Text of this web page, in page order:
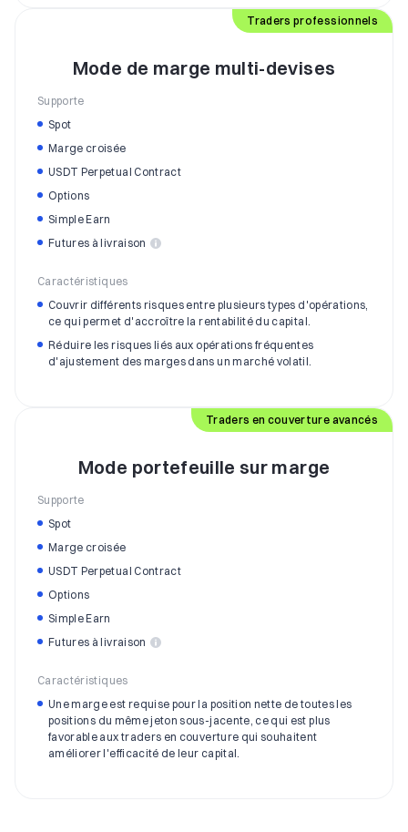
Mode de marge multi-devises
Traders professionnels
Supporte
Spot
Marge croisée
USDT Perpetual Contract
Options
Simple Earn
Futures à livraison
Caractéristiques
Couvrir différents risques entre plusieurs types d'opérations,
ce qui permet d'accroître la rentabilité du capital.
Réduire les risques liés aux opérations fréquentes
d'ajustement des marges dans un marché volatil.
Mode portefeuille sur marge
Traders en couverture avancés
Supporte
Spot
Marge croisée
USDT Perpetual Contract
Options
Simple Earn
Futures à livraison
Caractéristiques
Une marge est requise pour la position nette de toutes les
positions du même jeton sous-jacente, ce qui est plus
favorable aux traders en couverture qui souhaitent
améliorer l'efficacité de leur capital.